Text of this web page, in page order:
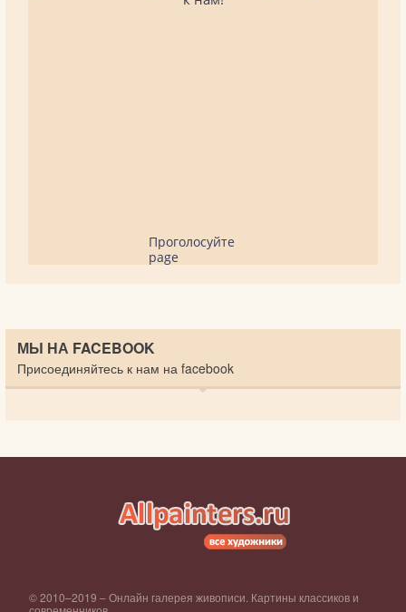
Проголосуйте
page
МЫ НА FACEBOOK
Присоединяйтесь к нам на facebook
© 2010–2019 – Онлайн галерея живописи. Картины классиков и